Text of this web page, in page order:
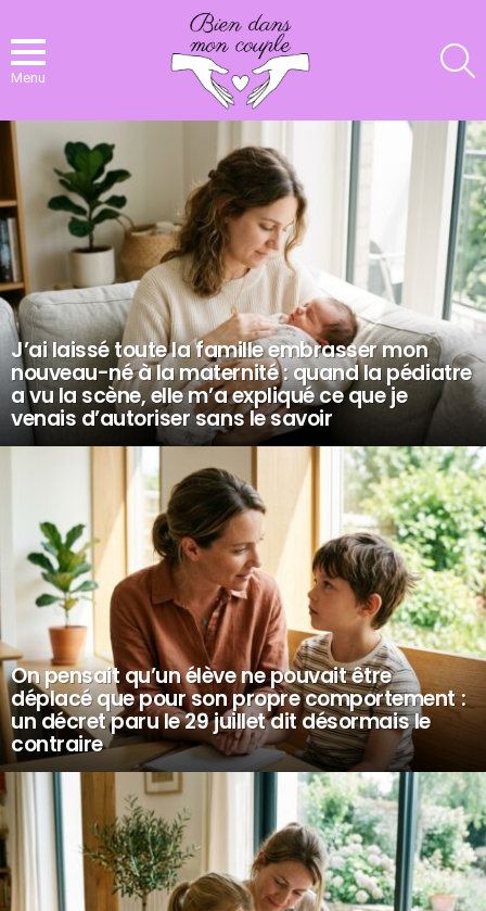
Menu
NOS
DERNIERS
ARTICLES
J’ai laissé toute la famille embrasser mon
nouveau-né à la maternité : quand la pédiatre
a vu la scène, elle m’a expliqué ce que je
venais d’autoriser sans le savoir
On pensait qu’un élève ne pouvait être
déplacé que pour son propre comportement :
un décret paru le 29 juillet dit désormais le
contraire